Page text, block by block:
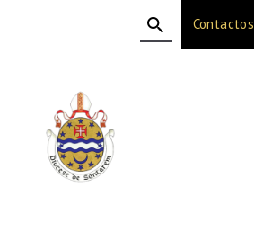
Contactos
A DIOCESE
CELEBRAÇÃO
VIDA CRISTÃ
NOTÍCIAS